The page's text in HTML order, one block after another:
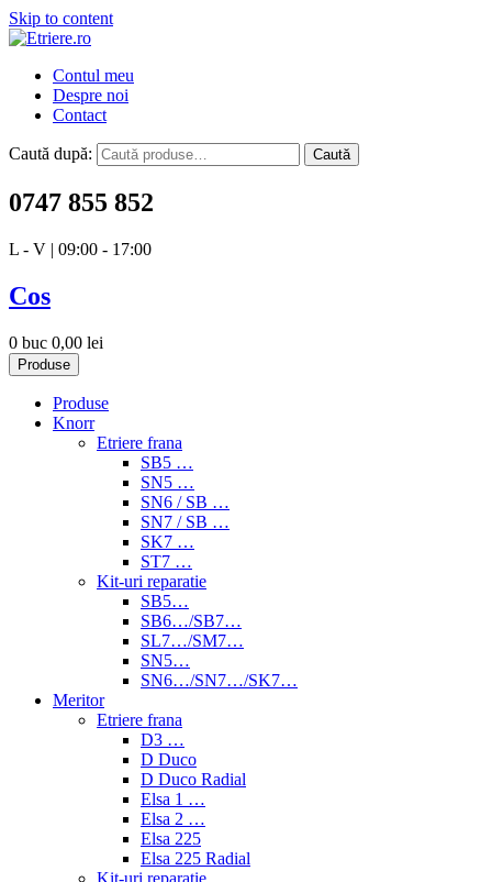
Skip to content
Etriere.roContul meu
Despre noi
Contact
Caută după: Caută
0747 855 852
L - V | 09:00 - 17:00
Cos
0 buc 0,00 lei
Produse
Produse
Knorr
Etriere frana
SB5 …
SN5 …
SN6 / SB …
SN7 / SB …
SK7 …
ST7 …
Kit-uri reparatie
SB5…
SB6…/SB7…
SL7…/SM7…
SN5…
SN6…/SN7…/SK7…
Meritor
Etriere frana
D3 …
D Duco
D Duco Radial
Elsa 1 …
Elsa 2 …
Elsa 225
Elsa 225 Radial
Kit-uri reparatie